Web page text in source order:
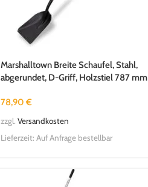
Marshalltown Breite Schaufel, Stahl,
abgerundet, D-Griff, Holzstiel 787 mm
78,90€
zzgl. Versandkosten
Lieferzeit: Auf Anfrage bestellbar